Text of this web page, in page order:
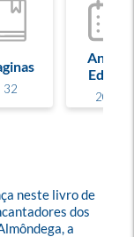
32
Ano de
Edição
2024
neste livro de
dos
a